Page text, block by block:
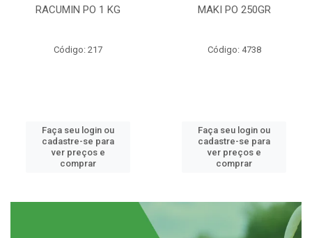
RACUMIN PO 1 KG
Código: 217
Faça seu login ou
cadastre-se para
ver preços e
comprar
MAKI PO 250GR
Código: 4738
Faça seu login ou
cadastre-se para
ver preços e
comprar